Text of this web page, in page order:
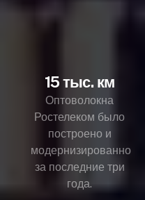
15 тыс. км
Оптоволокна
Ростелеком было
построено и
модернизированно
за последние три
года.